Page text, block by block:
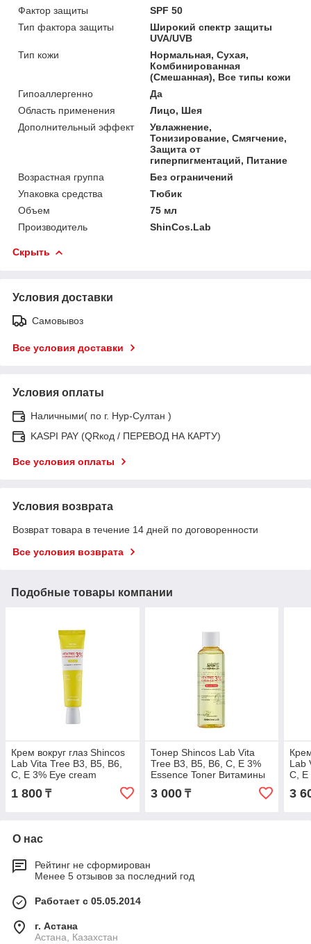
Фактор защиты
SPF 50
Тип фактора защиты
Широкий спектр защиты
UVA/UVB
Тип кожи
Нормальная, Сухая,
Комбинированная
(Смешанная), Все типы кожи
Гипоаллергенно
Да
Область применения
Лицо, Шея
Дополнительный эффект
Увлажнение,
Тонизирование, Смягчение,
Защита от
гиперпигментаций, Питание
Возрастная группа
Без ограничений
Упаковка средства
Тюбик
Объем
75 мл
Производитель
ShinCos.Lab
Скрыть
Условия доставки
Самовывоз
Все условия доставки
Условия оплаты
Наличными( по г. Нур-Султан )
KASPI PAY (QRкод / ПЕРЕВОД НА КАРТУ)
Все условия оплаты
Условия возврата
Возврат товара в течение 14 дней по договоренности
Все условия возврата
Подобные товары компании
Крем вокруг глаз Shincos
Lab Vita Tree B3, B5, B6,
C, E 3% Eye cream
Витамины 30 мл
1 800 ₸
Тонер Shincos Lab Vita
Tree B3, B5, B6, C, E 3%
Essence Toner Витамины
3 000₸
Lab
C,
3
О нас
Рейтинг не сформирован
Менее 5 отзывов за последний год
Работает с 05.05.2014
г. Астана
Астана, Казахстан